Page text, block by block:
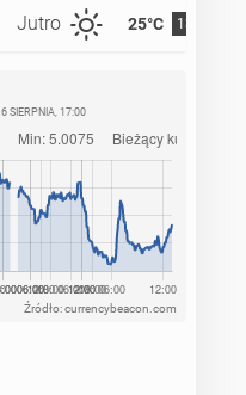
Jutro 25°C 13°C
6 SIERPNIA, 17:00
Źródło: currencybeacon.com